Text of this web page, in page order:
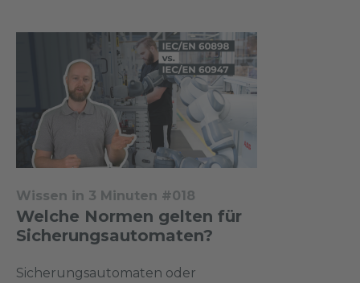
Wissen in 3 Minuten #018
Welche Normen gelten für
Sicherungsautomaten?
Sicherungsautomaten oder